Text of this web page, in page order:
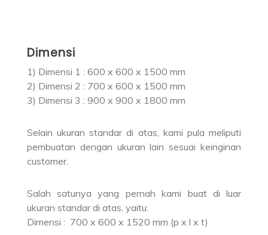
Dimensi
1) Dimensi 1 : 600 x 600 x 1500 mm
2) Dimensi 2 : 700 x 600 x 1500 mm
3) Dimensi 3 : 900 x 900 x 1800 mm
Selain ukuran standar di atas, kami pula meliputi
pembuatan dengan ukuran lain sesuai keinginan
customer.
Salah satunya yang pernah kami buat di luar
ukuran standar di atas, yaitu:
Dimensi : 700 x 600 x 1520 mm (p x l x t)